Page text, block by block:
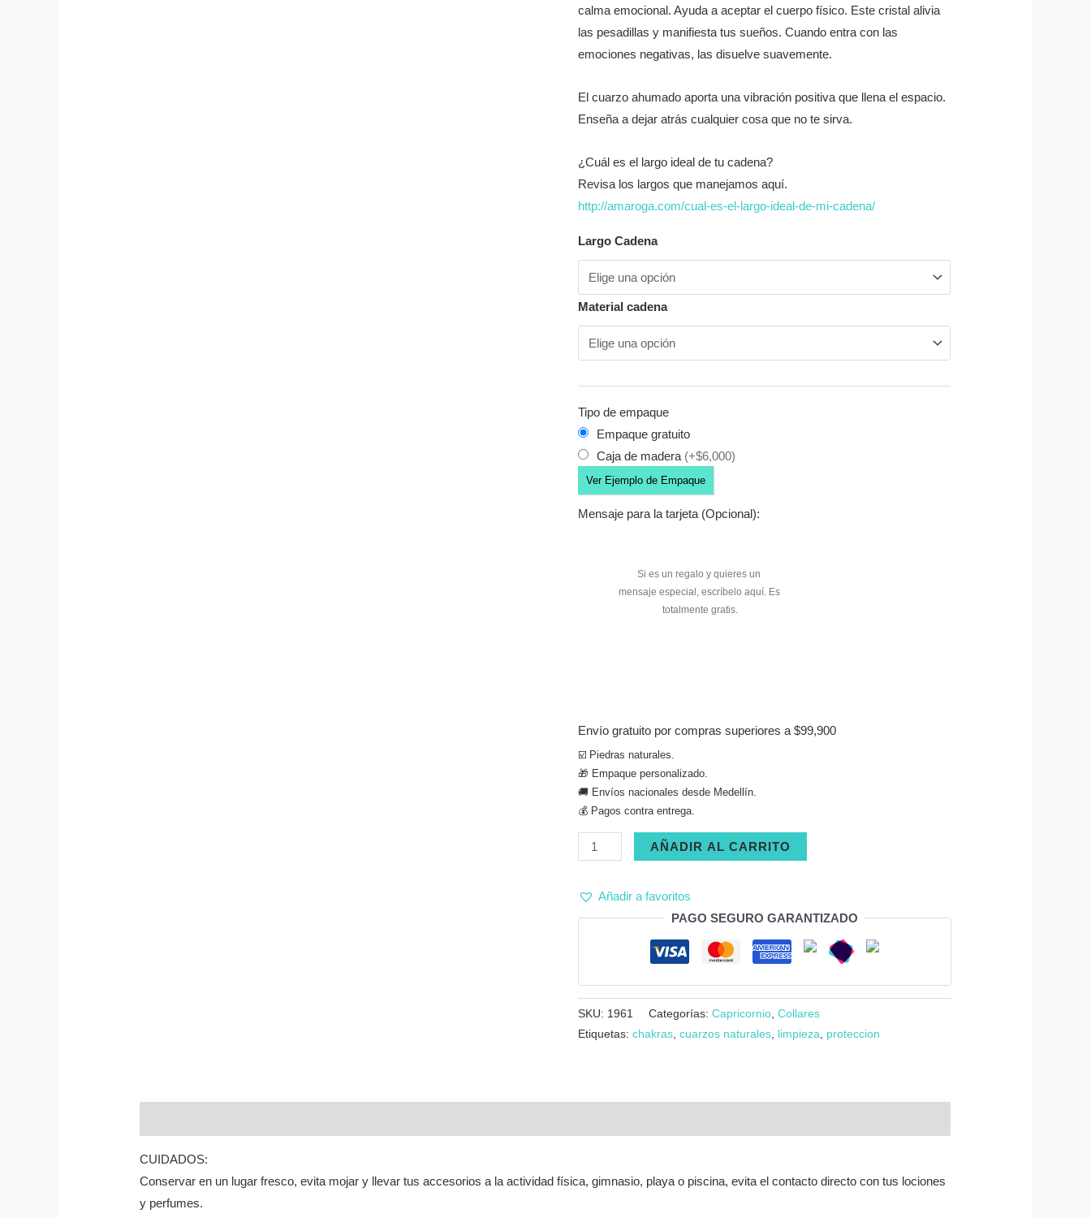
calma emocional. Ayuda a aceptar el cuerpo físico. Este cristal alivia
las pesadillas y manifiesta tus sueños. Cuando entra con las
emociones negativas, las disuelve suavemente.
El cuarzo ahumado aporta una vibración positiva que llena el espacio.
Enseña a dejar atrás cualquier cosa que no te sirva.
¿Cuál es el largo ideal de tu cadena?
Revisa los largos que manejamos aquí.
http://amaroga.com/cual-es-el-largo-ideal-de-mi-cadena/
Largo Cadena
Material cadena
Tipo de empaque
Empaque gratuito
Caja de madera (+$6,000)
Ver Ejemplo de Empaque
Mensaje para la tarjeta (Opcional):
Envío gratuito por compras superiores a $99,900
☑️ Piedras naturales.
🎁 Empaque personalizado.
🚚 Envíos nacionales desde Medellín.
💰 Pagos contra entrega.
Collar
cuarzo
AÑADIR AL CARRITO
Añadir a favoritos
PAGO SEGURO GARANTIZADO
SKU: 1961 Categorías: Capricornio, Collares
Etiquetas: chakras, cuarzos naturales, limpieza, proteccion
CUIDADOS:
Conservar en un lugar fresco, evita mojar y llevar tus accesorios a la actividad física, gimnasio, playa o piscina, evita el contacto directo con tus lociones
y perfumes.